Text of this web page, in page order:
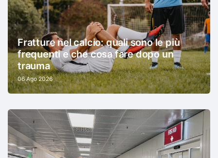
Fratture nel calcio: quali sono le più
frequenti e che cosa fare dopo un
trauma
06 Ago 2026